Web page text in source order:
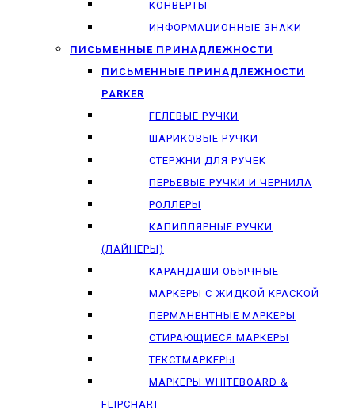
КОНВЕРТЫ
ИНФОРМАЦИОННЫЕ ЗНАКИ
ПИСЬМЕННЫЕ ПРИНАДЛЕЖНОСТИ
ПИСЬМЕННЫЕ ПРИНАДЛЕЖНОСТИ
PARKER
ГЕЛЕВЫЕ РУЧКИ
ШАРИКОВЫЕ РУЧКИ
СТЕРЖНИ ДЛЯ РУЧЕК
ПЕРЬЕВЫЕ РУЧКИ И ЧЕРНИЛА
РОЛЛЕРЫ
КАПИЛЛЯРНЫЕ РУЧКИ
(ЛАЙНЕРЫ)
КАРАНДАШИ ОБЫЧНЫЕ
МАРКЕРЫ C ЖИДКОЙ КРАСКОЙ
ПЕРМАНЕНТНЫЕ МАРКЕРЫ
СТИРАЮЩИЕСЯ МАРКЕРЫ
ТЕКСТМАРКЕРЫ
МАРКЕРЫ WHITEBOARD &
FLIPCHART